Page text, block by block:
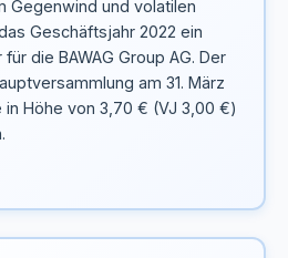
Gegenwind und volatilen
Geschäftsjahr 2022 ein
die BAWAG Group AG. Der
am 31. März
in Höhe von 3,70 € (VJ 3,00 €)